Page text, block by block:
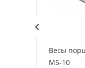
Весы
MS-10